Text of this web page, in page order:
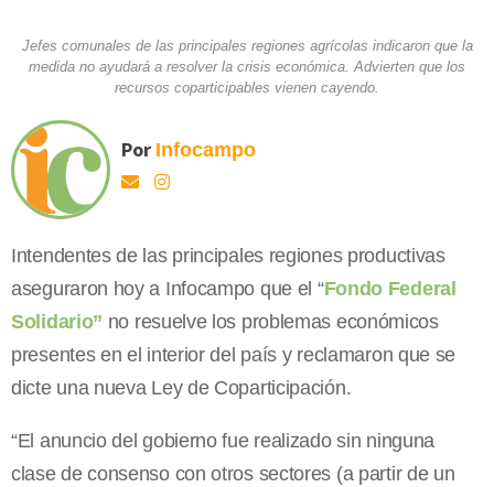
Jefes comunales de las principales regiones agrícolas indicaron que la
medida no ayudará a resolver la crisis económica. Advierten que los
recursos coparticipables vienen cayendo.
Por Infocampo
Intendentes de las principales regiones productivas
aseguraron hoy a Infocampo que el “Fondo Federal
Solidario” no resuelve los problemas económicos
presentes en el interior del país y reclamaron que se
dicte una nueva Ley de Coparticipación.
“El anuncio del gobierno fue realizado sin ninguna
clase de consenso con otros sectores (a partir de un